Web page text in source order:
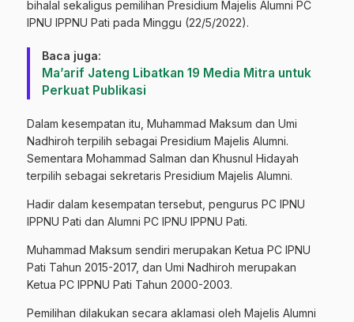
bihalal sekaligus pemilihan Presidium Majelis Alumni PC
IPNU IPPNU Pati pada Minggu (22/5/2022).
Baca juga:
‎Ma’arif Jateng Libatkan 19 Media Mitra untuk
Perkuat Publikasi
Dalam kesempatan itu, Muhammad Maksum dan Umi
Nadhiroh terpilih sebagai Presidium Majelis Alumni.
Sementara Mohammad Salman dan Khusnul Hidayah
terpilih sebagai sekretaris Presidium Majelis Alumni.
Hadir dalam kesempatan tersebut, pengurus PC IPNU
IPPNU Pati dan Alumni PC IPNU IPPNU Pati.
Muhammad Maksum sendiri merupakan Ketua PC IPNU
Pati Tahun 2015-2017, dan Umi Nadhiroh merupakan
Ketua PC IPPNU Pati Tahun 2000-2003.
Pemilihan dilakukan secara aklamasi oleh Majelis Alumni